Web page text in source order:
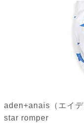
aden+anais（エイ
star romper